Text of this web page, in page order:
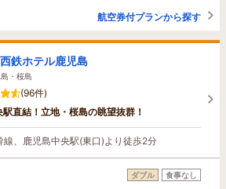
航空券付プランから探す
鉄ホテル鹿児島
・桜島
(96件)
駅直結！立地・桜島の眺望抜群！
、鹿児島中央駅(東口)より徒歩2分
ダブル 食事なし